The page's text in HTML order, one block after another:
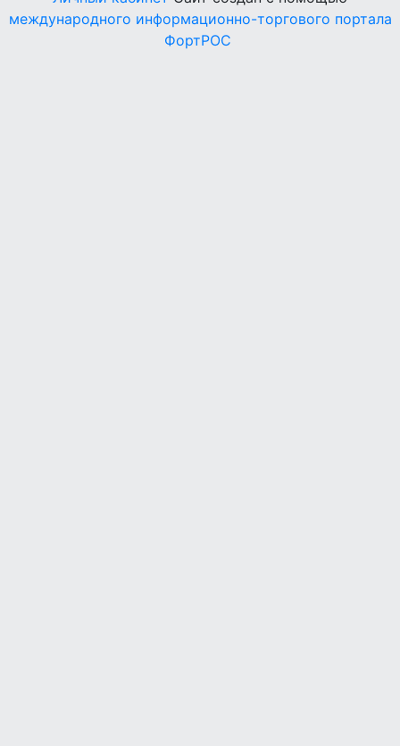
международного информационно-торгового портала
ФортРОС